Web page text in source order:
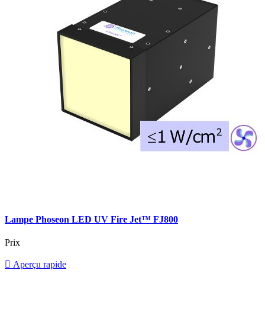
Lampe Phoseon LED UV Fire Jet™ FJ800
Prix
 Aperçu rapide